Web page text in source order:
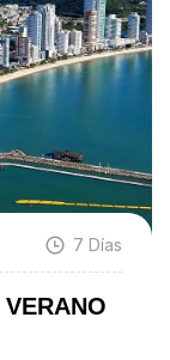
7 Días